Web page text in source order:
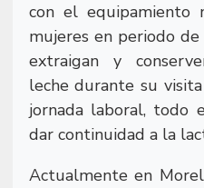
con el equipamiento
mujeres en periodo
extraigan y
leche durante su
jornada laboral, todo
dar continuidad a la
Actualmente en